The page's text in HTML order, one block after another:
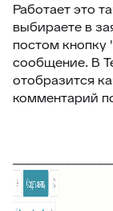
Работает это
выбираете в
постом кнопку
сообщение. В
отобразится
комментарий